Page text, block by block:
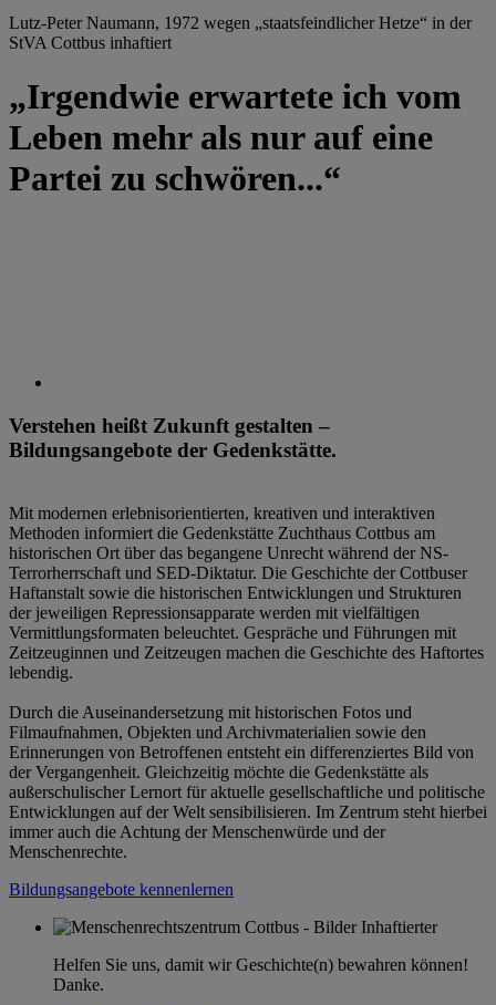
Lutz-Peter Naumann, 1972 wegen „staatsfeindlicher Hetze“ in der
StVA Cottbus inhaftiert
„Irgendwie erwartete ich vom
Leben mehr als nur auf eine
Partei zu schwören...“
Verstehen heißt Zukunft gestalten –
Bildungsangebote der Gedenkstätte.
Mit modernen erlebnisorientierten, kreativen und interaktiven
Methoden informiert die Gedenkstätte Zuchthaus Cottbus am
historischen Ort über das begangene Unrecht während der NS-
Terrorherrschaft und SED-Diktatur. Die Geschichte der Cottbuser
Haftanstalt sowie die historischen Entwicklungen und Strukturen
der jeweiligen Repressionsapparate werden mit vielfältigen
Vermittlungsformaten beleuchtet. Gespräche und Führungen mit
Zeitzeuginnen und Zeitzeugen machen die Geschichte des Haftortes
lebendig.
Durch die Auseinandersetzung mit historischen Fotos und
Filmaufnahmen, Objekten und Archivmaterialien sowie den
Erinnerungen von Betroffenen entsteht ein differenziertes Bild von
der Vergangenheit. Gleichzeitig möchte die Gedenkstätte als
außerschulischer Lernort für aktuelle gesellschaftliche und politische
Entwicklungen auf der Welt sensibilisieren. Im Zentrum steht hierbei
immer auch die Achtung der Menschenwürde und der
Menschenrechte.
Bildungsangebote kennenlernen
Helfen Sie uns, damit wir Geschichte(n) bewahren können!
Danke.